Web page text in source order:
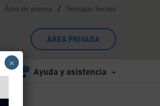
Área de prensa / Ventajas Socios
ÁREA PRIVADA
Ayuda y asistencia
×